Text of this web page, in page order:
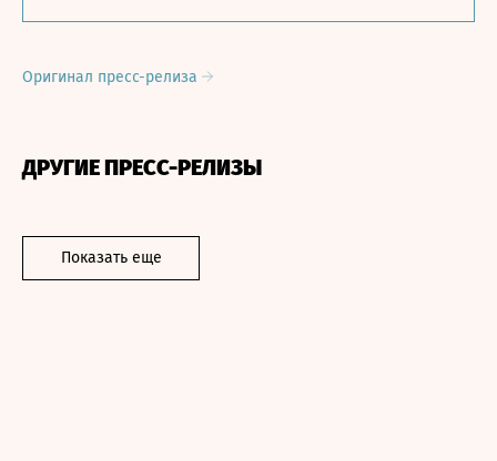
Оригинал пресс-релиза
ДРУГИЕ ПРЕСС-РЕЛИЗЫ
Показать еще